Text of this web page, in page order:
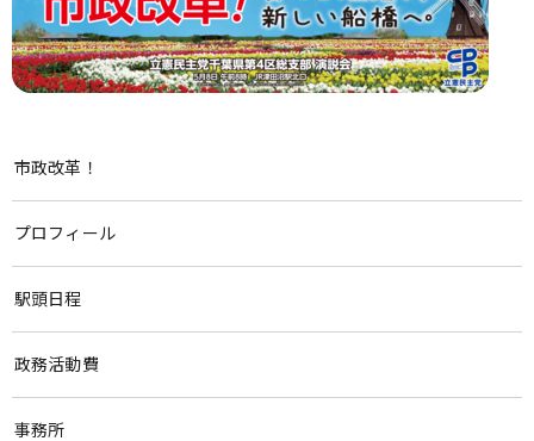
市政改革！
プロフィール
駅頭日程
政務活動費
事務所